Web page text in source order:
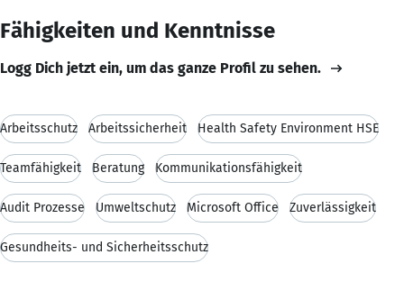
Fähigkeiten und Kenntnisse
Logg Dich jetzt ein, um das ganze Profil zu sehen.
Arbeitsschutz Arbeitssicherheit Health Safety Environment HSE
Teamfähigkeit Beratung Kommunikationsfähigkeit
Audit Prozesse Umweltschutz Microsoft Office Zuverlässigkeit
Gesundheits- und Sicherheitsschutz